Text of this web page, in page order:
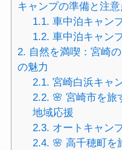
キャンプの準備と注意
1.1. 車中泊キャン
1.2. 車中泊キャン
2. 自然を満喫：宮崎
の魅力
2.1. 宮崎白浜キャ
2.2. 🌸 宮崎市を旅
地域応援
2.3. オートキャン
2.4. 🌸 高千穂町を